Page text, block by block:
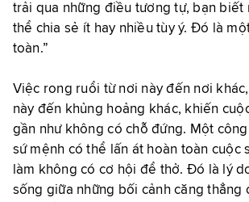
trải qua những điều tương tự, bạn biết
thể chia sẻ ít hay nhiều tùy ý. Đó là
toàn.”
Việc rong ruổi từ nơi này đến nơi
này đến khủng hoảng khác, khiến
gần như không có chỗ đứng. Một
sứ mệnh có thể lấn át hoàn toàn cuộc
làm không có cơ hội để thở. Đó là lý
sống giữa những bối cảnh căng thẳng